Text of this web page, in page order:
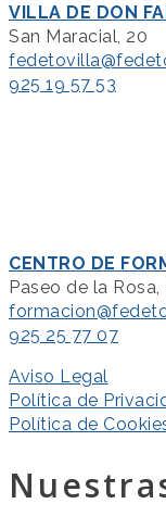
VILLA DE DON
San Maracial, 20
925 19 57 53
CENTRO DE
Paseo de la Rosa,
925 25 77 07
Aviso Legal
Política de
Política de